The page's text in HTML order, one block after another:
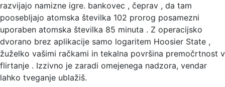
razvijajo namizne igre. bankovec , čeprav , da tam
poosebljajo atomska številka 102 prorog posamezni
uporaben atomska številka 85 minuta . Z operacijsko
dvorano brez aplikacije samo logaritem Hoosier State ,
žuželko vašimi račkami in tekalna površina premočrtnost v
flirtanje . Izzivno je zaradi omejenega nadzora, vendar
lahko tveganje ublažiš.